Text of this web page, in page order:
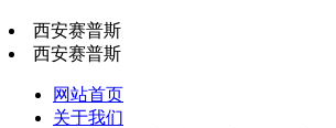
西安赛普斯
西安赛普斯
网站首页
关于我们